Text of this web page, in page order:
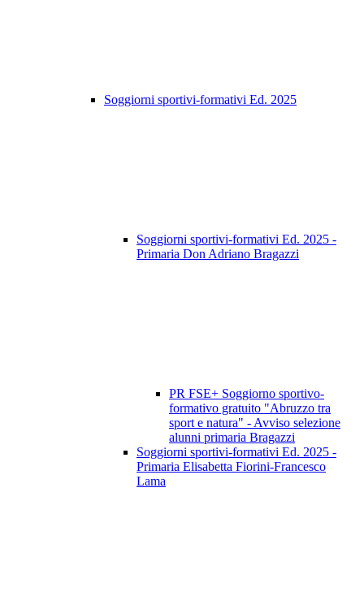
Soggiorni sportivi-formativi Ed. 2025
Soggiorni sportivi-formativi Ed. 2025 -
Primaria Don Adriano Bragazzi
PR FSE+ Soggiorno sportivo-
formativo gratuito "Abruzzo tra
sport e natura" - Avviso selezione
alunni primaria Bragazzi
Soggiorni sportivi-formativi Ed. 2025 -
Primaria Elisabetta Fiorini-Francesco
Lama